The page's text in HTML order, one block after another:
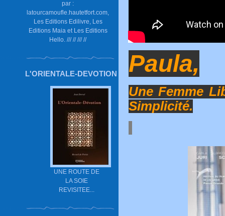
par :
latourcamoufle.hautetfort.com,
Les Editions Edilivre, Les
Editions Maia et Les Editions
Hello. /// // /// //
L'ORIENTALE-DEVOTION
UNE ROUTE DE
LA SOIE
REVISITEE...
Paula,
Une Femme
Simplicité.